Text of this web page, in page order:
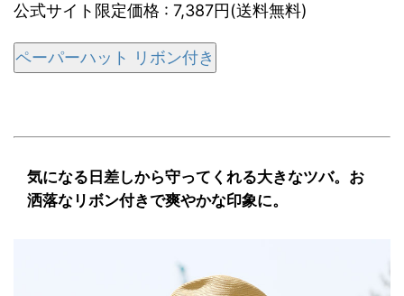
公式サイト限定価格 : 7,387円(送料無料)
ペーパーハット リボン付き
気になる日差しから守ってくれる大きなツバ。お
洒落なリボン付きで爽やかな印象に。